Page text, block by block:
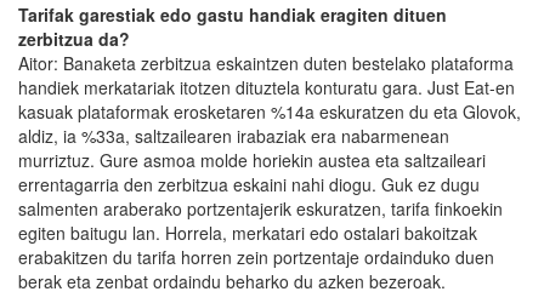
Tarifak garestiak edo gastu handiak eragiten dituen
zerbitzua da?
Aitor: Banaketa zerbitzua eskaintzen duten bestelako plataforma
handiek merkatariak itotzen dituztela konturatu gara. Just Eat-en
kasuak plataformak erosketaren %14a eskuratzen du eta Glovok,
aldiz, ia %33a, saltzailearen irabaziak era nabarmenean
murriztuz. Gure asmoa molde horiekin austea eta saltzaileari
errentagarria den zerbitzua eskaini nahi diogu. Guk ez dugu
salmenten araberako portzentajerik eskuratzen, tarifa finkoekin
egiten baitugu lan. Horrela, merkatari edo ostalari bakoitzak
erabakitzen du tarifa horren zein portzentaje ordainduko duen
berak eta zenbat ordaindu beharko du azken bezeroak.